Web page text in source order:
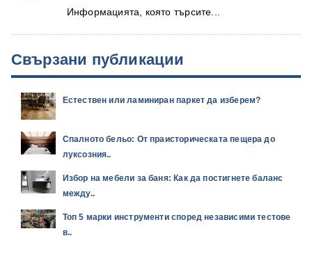
Информацията, която търсите...
Свързани публикации
Естествен или ламиниран паркет да изберем?
Спалното бельо: От праисторическата пещера до
луксозния..
Избор на мебели за баня: Как да постигнете баланс
между..
Топ 5 марки инструменти според независими тестове
в..